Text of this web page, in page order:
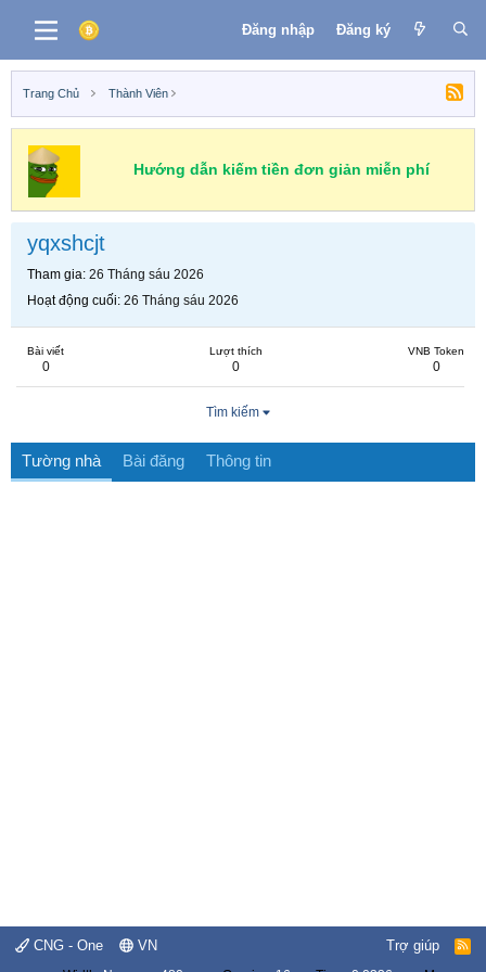
Đăng nhập Đăng ký
Trang Chủ Thành Viên
Hướng dẫn kiếm tiền đơn giản miễn phí
yqxshcjt
Tham gia 26 Tháng sáu 2026
Hoạt động cuối 26 Tháng sáu 2026
Bài viết
0
Lượt thích
0
VNB Token
0
Tìm kiếm
Tường nhà Bài đăng Thông tin
CNG - One VN Trợ giúp
R